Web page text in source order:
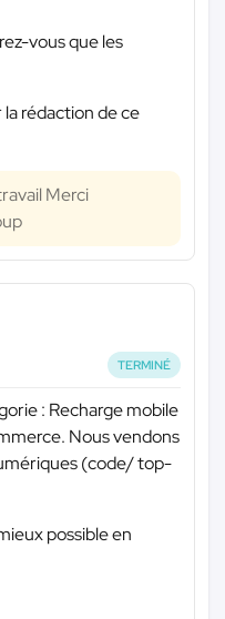
vous que les
rédaction de ce
Merci
TERMINÉ
: Recharge mobile
Nous vendons
(code/ top-
possible en